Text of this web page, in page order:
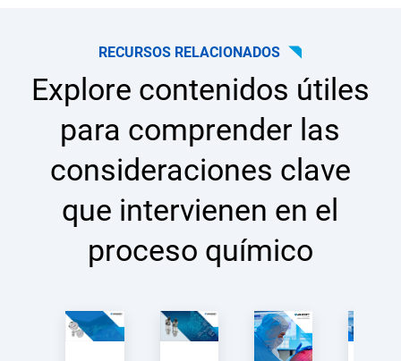
RECURSOS RELACIONADOS
Explore contenidos útiles
para comprender las
consideraciones clave
que intervienen en el
proceso químico